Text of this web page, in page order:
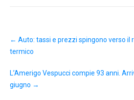
navigation
← Auto: tassi e prezzi spingono verso il
termico
L’Amerigo Vespucci compie 93 anni.
giugno →